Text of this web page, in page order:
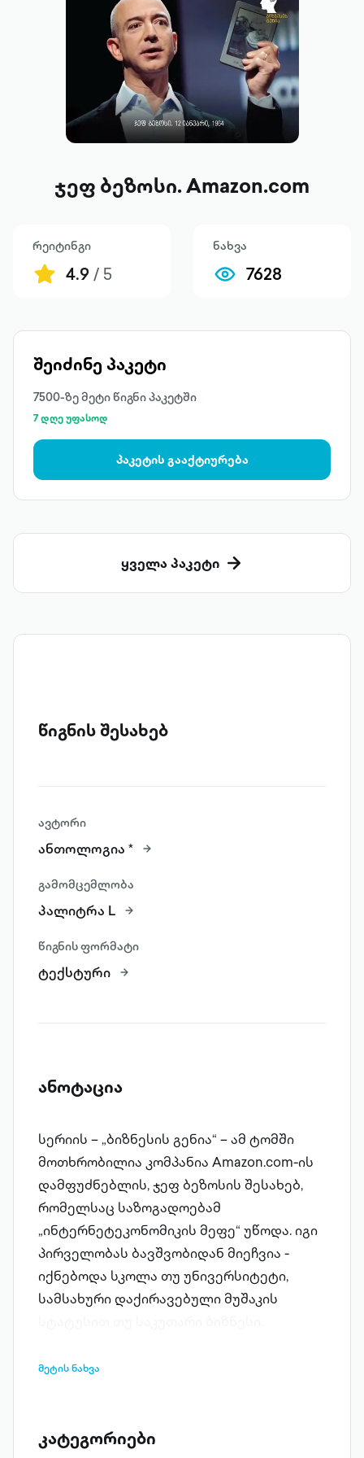
ჯეფ ბეზოსი. Amazon.com
რეიტინგი
4.9 / 5
ნახვა
7628
შეიძინე პაკეტი
7500-ზე მეტი წიგნი პაკეტში
7 დღე უფასოდ
პაკეტის გააქტიურება
ყველა პაკეტი
წიგნის შესახებ
ავტორი
ანთოლოგია *
გამომცემლობა
პალიტრა L
წიგნის ფორმატი
ტექსტური
ანოტაცია
სერიის – „ბიზნესის გენია“ – ამ ტომში
მოთხრობილია კომპანია Amazon.com-ის
დამფუძნებლის, ჯეფ ბეზოსის შესახებ,
რომელსაც საზოგადოებამ
„ინტერნეტეკონომიკის მეფე“ უწოდა. იგი
პირველობას ბავშვობიდან მიეჩვია -
იქნებოდა სკოლა თუ უნივერსიტეტი,
სამსახური დაქირავებული მუშაკის
ერთგულება საკუთარი
რომელთაც ჯეფ ბეზოსი საკუთარ
მეტის ნახვა
კატეგორიები